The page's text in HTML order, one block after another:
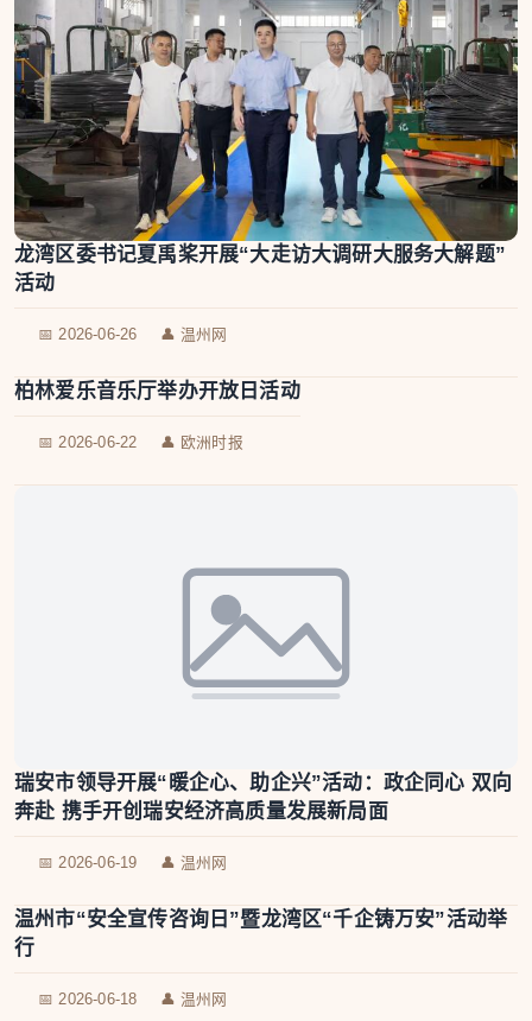
龙湾区委书记夏禹桨开展“大走访大调研大服务大解题”
活动
📅 2026-06-26 👤 温州网
柏林爱乐音乐厅举办开放日活动
📅 2026-06-22 👤 欧洲时报
瑞安市领导开展“暖企心、助企兴”活动：政企同心 双向
奔赴 携手开创瑞安经济高质量发展新局面
📅 2026-06-19 👤 温州网
温州市“安全宣传咨询日”暨龙湾区“千企铸万安”活动举
行
📅 2026-06-18 👤 温州网